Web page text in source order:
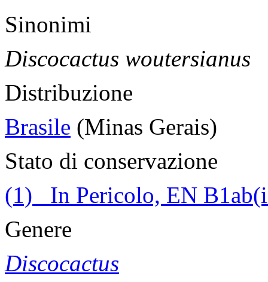
Sinonimi
Discocactus woutersianus
Distribuzione
Brasile (Minas Gerais)
Stato di conservazione
(1) In Pericolo, EN
Genere
Discocactus